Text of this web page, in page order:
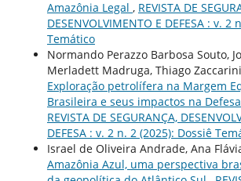
Amazônia Legal , REVISTA DE
DESENVOLVIMENTO E DEFESA : v.
Temático
Normando Perazzo Barbosa Souto,
Merladett Madruga, Thiago
Exploração petrolífera na Margem
Brasileira e seus impactos na
REVISTA DE SEGURANÇA,
DEFESA : v. 2 n. 2 (2025): Dossiê
Israel de Oliveira Andrade, Ana
Amazônia Azul, uma perspectiva